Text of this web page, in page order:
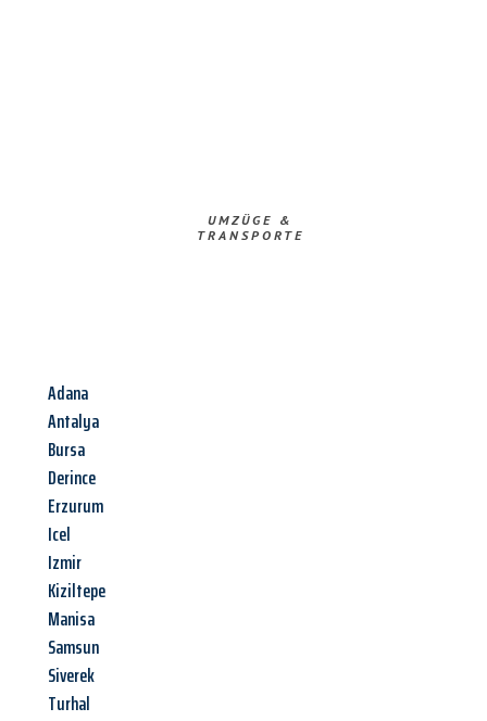
UMZÜGE &
TRANSPORTE
Adana
Antalya
Bursa
Derince
Erzurum
Icel
Izmir
Kiziltepe
Manisa
Samsun
Siverek
Turhal